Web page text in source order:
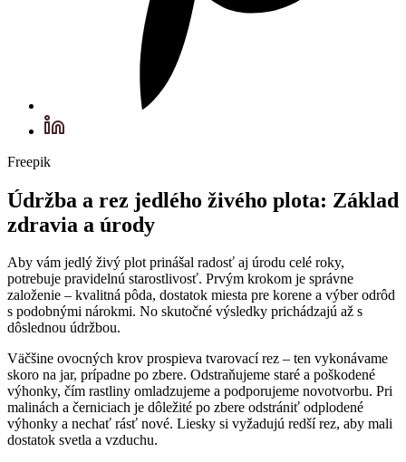
Freepik
Údržba a rez jedlého živého plota: Základ
zdravia a úrody
Aby vám jedlý živý plot prinášal radosť aj úrodu celé roky,
potrebuje pravidelnú starostlivosť. Prvým krokom je správne
založenie – kvalitná pôda, dostatok miesta pre korene a výber odrôd
s podobnými nárokmi. No skutočné výsledky prichádzajú až s
dôslednou údržbou.
Väčšine ovocných krov prospieva tvarovací rez – ten vykonávame
skoro na jar, prípadne po zbere. Odstraňujeme staré a poškodené
výhonky, čím rastliny omladzujeme a podporujeme novotvorbu. Pri
malinách a černiciach je dôležité po zbere odstrániť odplodené
výhonky a nechať rásť nové. Liesky si vyžadujú redší rez, aby mali
dostatok svetla a vzduchu.